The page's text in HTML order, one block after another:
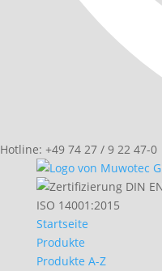
Hotline: +49 74 27 / 9 22 47-0
Startseite
Produkte
Produkte A-Z